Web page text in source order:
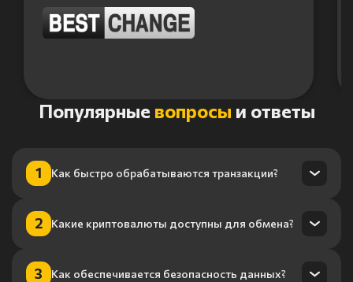
Популярные вопросы и ответы
1 Как быстро обрабатываются транзакции?
Транзакции обрабатываются в течение нескольких минут
благодаря нашему высокопроизводительному
2 Какие криптовалюты доступны для обмена?
Мы поддерживаем более 100 криптовалют, включая
3 Как обеспечивается безопасность данных?